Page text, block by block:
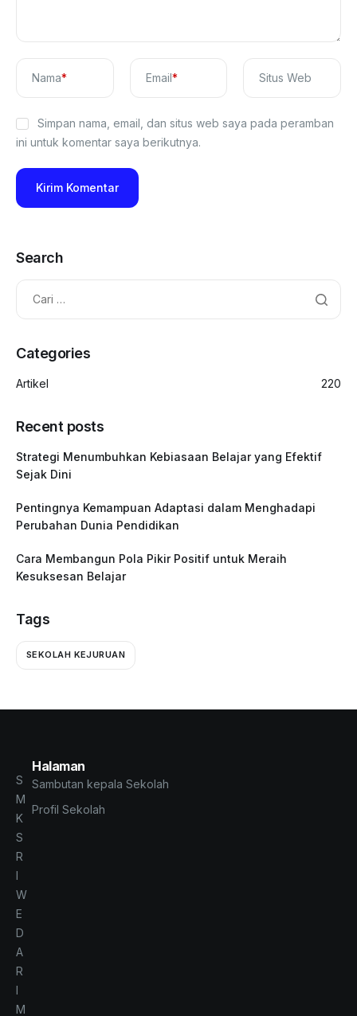
Nama* Email* Situs Web
Simpan nama, email, dan situs web saya pada peramban
ini untuk komentar saya berikutnya.
Search
Categories
Artikel 220
Recent posts
Strategi Menumbuhkan Kebiasaan Belajar yang Efektif
Sejak Dini
Pentingnya Kemampuan Adaptasi dalam Menghadapi
Perubahan Dunia Pendidikan
Cara Membangun Pola Pikir Positif untuk Meraih
Kesuksesan Belajar
Tags
SEKOLAH KEJURUAN
S
M
K
S
R
I
W
E
D
A
R
I
M
Halaman
Sambutan kepala Sekolah
Profil Sekolah